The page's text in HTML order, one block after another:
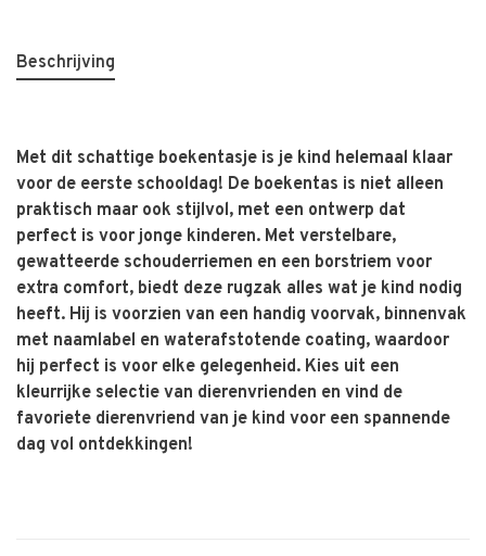
Beschrijving
Met dit schattige boekentasje is je kind helemaal klaar
voor de eerste schooldag! De boekentas is niet alleen
praktisch maar ook stijlvol, met een ontwerp dat
perfect is voor jonge kinderen. Met verstelbare,
gewatteerde schouderriemen en een borstriem voor
extra comfort, biedt deze rugzak alles wat je kind nodig
heeft. Hij is voorzien van een handig voorvak, binnenvak
met naamlabel en waterafstotende coating, waardoor
hij perfect is voor elke gelegenheid. Kies uit een
kleurrijke selectie van dierenvrienden en vind de
favoriete dierenvriend van je kind voor een spannende
dag vol ontdekkingen!